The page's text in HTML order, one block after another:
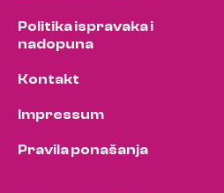
Politika ispravaka i
nadopuna
Kontakt
Impressum
Pravila ponašanja